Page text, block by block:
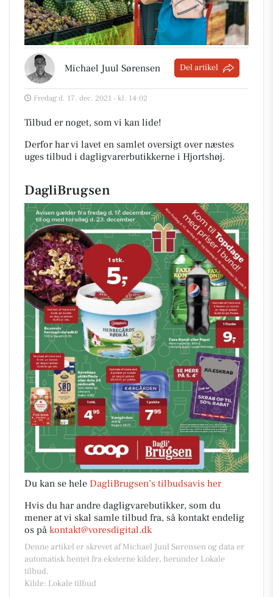
Michael Juul Sørensen Del artikel
Fredag d. 17. dec. 2021 - kl. 14:02
Tilbud er noget, som vi kan lide!
Derfor har vi lavet en samlet oversigt over næstes
uges tilbud i dagligvarerbutikkerne i Hjortshøj.
DagliBrugsen
Du kan se hele DagliBrugsen’s tilbudsavis her
Hvis du har andre dagligvarebutikker, som du
mener at vi skal samle tilbud fra, så kontakt endelig
os på kontakt@voresdigital.dk
Denne artikel er skrevet af Michael Juul Sørensen og data er
automatisk hentet fra eksterne kilder, herunder Lokale
tilbud.
Kilde: Lokale tilbud